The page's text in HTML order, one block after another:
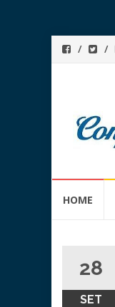
HOME
28
SET